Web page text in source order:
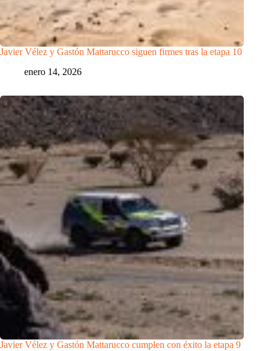
Javier Vélez y Gastón Mattarucco siguen firmes tras la etapa 10
enero 14, 2026
Javier Vélez y Gastón Mattarucco cumplen con éxito la etapa 9